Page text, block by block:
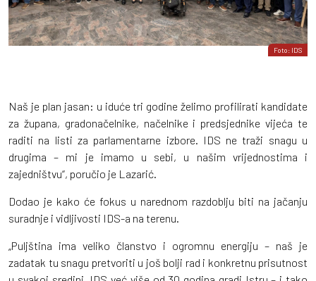
Foto: IDS
Naš je plan jasan: u iduće tri godine želimo profilirati kandidate
za župana, gradonačelnike, načelnike i predsjednike vijeća te
raditi na listi za parlamentarne izbore. IDS ne traži snagu u
drugima – mi je imamo u sebi, u našim vrijednostima i
zajedništvu“, poručio je Lazarić.
Dodao je kako će fokus u narednom razdoblju biti na jačanju
suradnje i vidljivosti IDS-a na terenu.
„Puljština ima veliko članstvo i ogromnu energiju – naš je
zadatak tu snagu pretvoriti u još bolji rad i konkretnu prisutnost